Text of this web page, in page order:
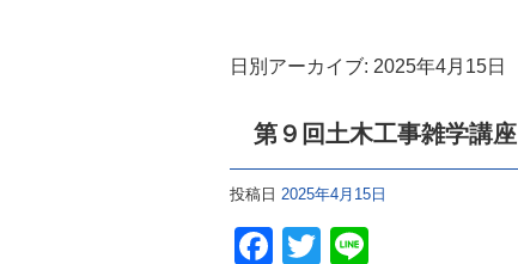
日別アーカイブ: 2025年4月15日
第９回土木工事雑学講座
投稿日 2025年4月15日
F
T